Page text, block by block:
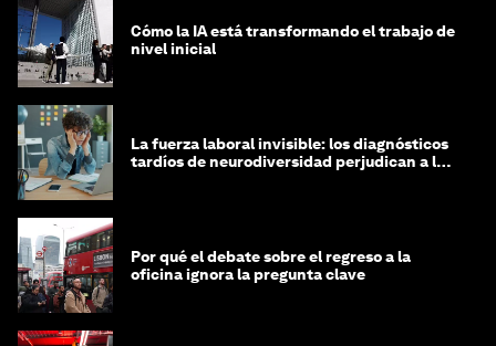
Cómo la IA está transformando el trabajo de
nivel inicial
La fuerza laboral invisible: los diagnósticos
tardíos de neurodiversidad perjudican a las
Por qué el debate sobre el regreso a la
oficina ignora la pregunta clave